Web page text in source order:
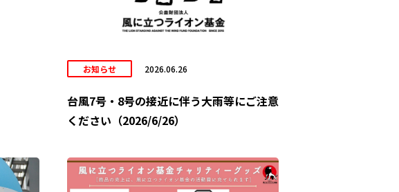
お知らせ 2026.06.26
台風7号・8号の接近に伴う大雨等にご注意
ください（2026/6/26）